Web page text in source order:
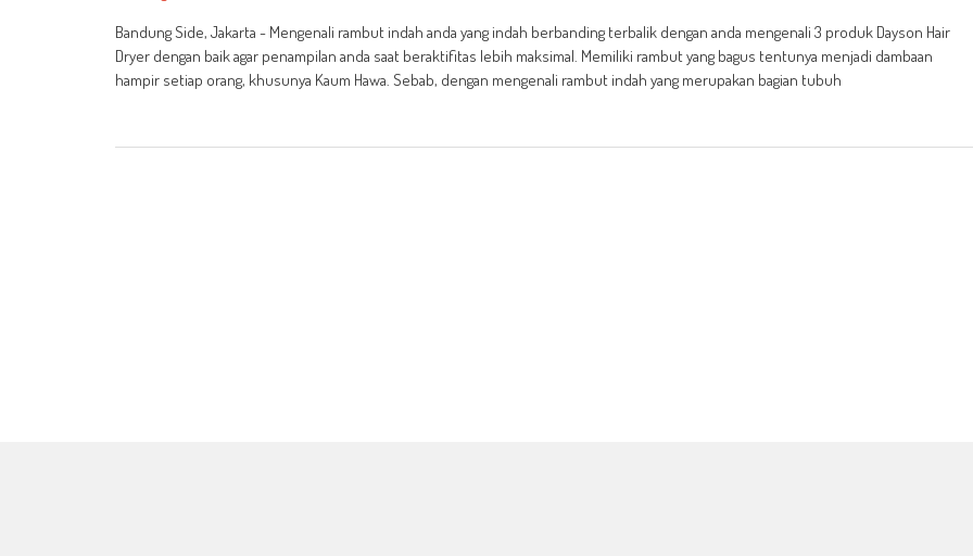
Bandung Side, Jakarta - Mengenali rambut indah anda yang indah berbanding terbalik dengan anda mengenali 3 produk Dayson Hair
Dryer dengan baik agar penampilan anda saat beraktifitas lebih maksimal. Memiliki rambut yang bagus tentunya menjadi dambaan
hampir setiap orang, khusunya Kaum Hawa. Sebab, dengan mengenali rambut indah yang merupakan bagian tubuh